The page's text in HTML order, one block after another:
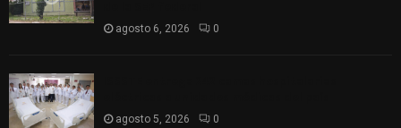
agosto 6, 2026 0
agosto 5, 2026 0